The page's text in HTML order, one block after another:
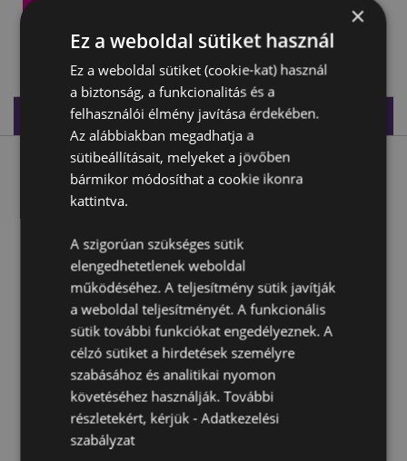
267 db készleten
Termékleírás
Termékleírás
Anyaga:Rézina
Termékjellemzők
További
Információ
Magasság 10.5-11cm Szélesség 5.5-6cm Vastagság
5-5.5cm
5055071739224
96
0.115000
Nem
×
Ez a weboldal sütiket használ
Ez a weboldal sütiket (cookie-kat) használ
a biztonság, a funkcionalitás és a
felhasználói élmény javítása érdekében.
Az alábbiakban megadhatja a
sütibeállításait, melyeket a jövőben
bármikor módosíthat a cookie ikonra
kattintva.
A szigorúan szükséges sütik
elengedhetetlenek weboldal
működéséhez. A teljesítmény sütik javítják
a weboldal teljesítményét. A funkcionális
sütik további funkciókat engedélyeznek. A
célzó sütiket a hirdetések személyre
szabásához és analitikai nyomon
követéséhez használják. További
részletekért, kérjük -Adatkezelési
szabályzat